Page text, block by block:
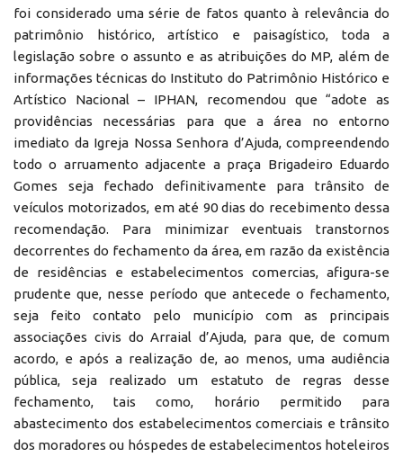
foi considerado uma série de fatos quanto à relevância do
patrimônio histórico, artístico e paisagístico, toda a
legislação sobre o assunto e as atribuições do MP, além de
informações técnicas do Instituto do Patrimônio Histórico e
Artístico Nacional – IPHAN, recomendou que “adote as
providências necessárias para que a área no entorno
imediato da Igreja Nossa Senhora d’Ajuda, compreendendo
todo o arruamento adjacente a praça Brigadeiro Eduardo
Gomes seja fechado definitivamente para trânsito de
veículos motorizados, em até 90 dias do recebimento dessa
recomendação. Para minimizar eventuais transtornos
decorrentes do fechamento da área, em razão da existência
de residências e estabelecimentos comercias, afigura-se
prudente que, nesse período que antecede o fechamento,
seja feito contato pelo município com as principais
associações civis do Arraial d’Ajuda, para que, de comum
acordo, e após a realização de, ao menos, uma audiência
pública, seja realizado um estatuto de regras desse
fechamento, tais como, horário permitido para
abastecimento dos estabelecimentos comerciais e trânsito
dos moradores ou hóspedes de estabelecimentos hoteleiros